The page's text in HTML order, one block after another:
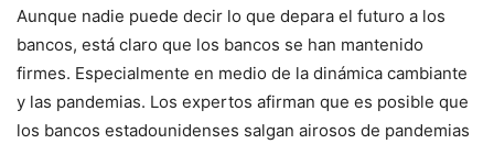
Aunque nadie puede decir lo que depara el futuro a los
bancos, está claro que los bancos se han mantenido
firmes. Especialmente en medio de la dinámica cambiante
y las pandemias. Los expertos afirman que es posible que
los bancos estadounidenses salgan airosos de pandemias